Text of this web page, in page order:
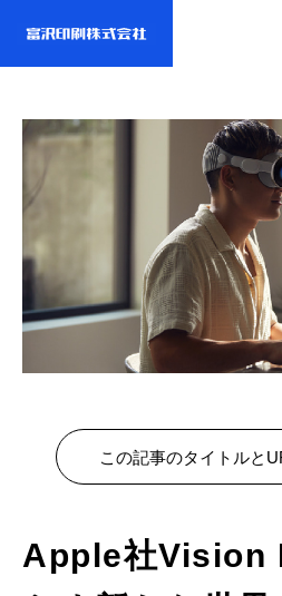
- 映像・動画制作
- ぎぞらーず
- デザイン
- 企業情報TOP
- 会社概要
実績紹介
- すべての実績
- 映像・動画制作
- お問い合わせTOP
- お問い合わせ
わたしたちについて
この記事のタイトルと
Apple社Vision